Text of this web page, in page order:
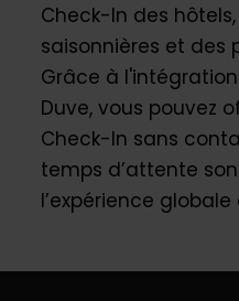
Check-In des
saisonnières et des
Grâce à
Duve, vous pouvez
Check-In sans
temps d’attente
l’expérience